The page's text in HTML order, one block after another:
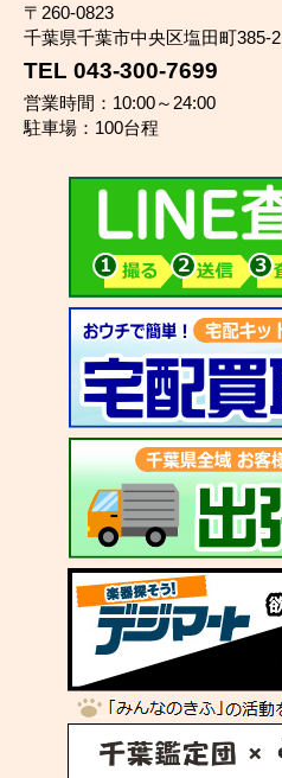
〒260-0823
千葉県千葉市中央区塩田町385-2
TEL 043-300-7699
営業時間：10:00～24:00
駐車場：100台程